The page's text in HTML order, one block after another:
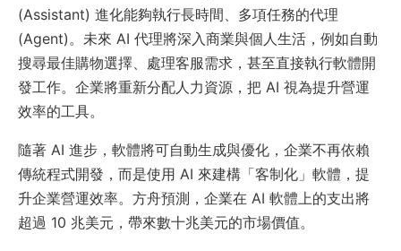
(Assistant) 進化能夠執行長時間、多項任務的代理
(Agent)。未來 AI 代理將深入商業與個人生活，例如自動
搜尋最佳購物選擇、處理客服需求，甚至直接執行軟體開
發工作。企業將重新分配人力資源，把 AI 視為提升營運
效率的工具。
隨著 AI 進步，軟體將可自動生成與優化，企業不再依賴
傳統程式開發，而是使用 AI 來建構「客制化」軟體，提
升企業營運效率。方舟預測，企業在 AI 軟體上的支出將
超過 10 兆美元，帶來數十兆美元的市場價值。